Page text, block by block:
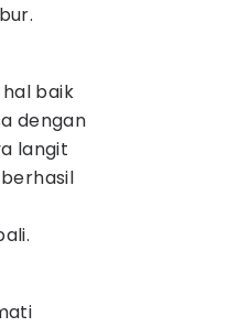
baik
dengan
langit